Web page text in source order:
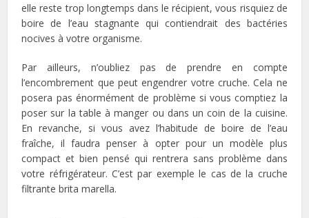
elle reste trop longtemps dans le récipient, vous risquiez de
boire de l’eau stagnante qui contiendrait des bactéries
nocives à votre organisme.
Par ailleurs, n’oubliez pas de prendre en compte
l’encombrement que peut engendrer votre cruche. Cela ne
posera pas énormément de problème si vous comptiez la
poser sur la table à manger ou dans un coin de la cuisine.
En revanche, si vous avez l’habitude de boire de l’eau
fraîche, il faudra penser à opter pour un modèle plus
compact et bien pensé qui rentrera sans problème dans
votre réfrigérateur. C’est par exemple le cas de la cruche
filtrante brita marella.